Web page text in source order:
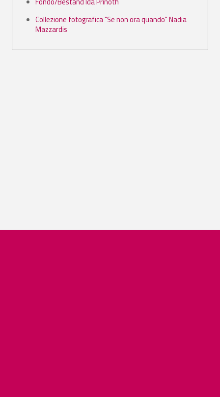
Collezione fotografica "Se non ora quando" Nadia
Mazzardis